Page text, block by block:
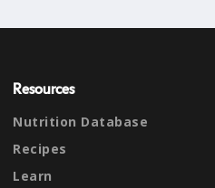
Resources
Nutrition Database
Recipes
Learn